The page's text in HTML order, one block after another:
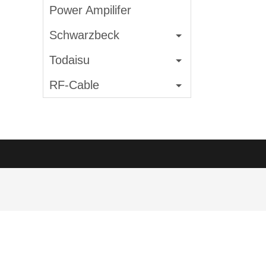
Power Ampilifer
Schwarzbeck
Todaisu
RF-Cable